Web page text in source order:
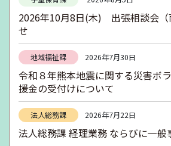
2026年10月8日(木) 出張相談会（
せ
地域福祉課 2026年7月30日
令和８年熊本地震に関する災害ボ
援金の受付けについて
法人総務課 2026年7月22日
法人総務課 経理業務 ならびに一般